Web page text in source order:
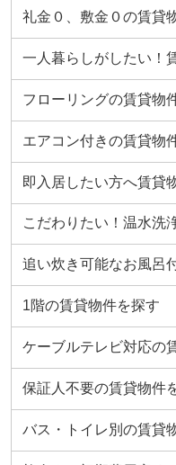
礼金０、敷金０の賃貸
一人暮らしがしたい！
フローリングの賃貸物
エアコン付きの賃貸物
即入居したい方へ賃貸
こだわりたい！温水洗
追い炊き可能なお風呂
1階の賃貸物件を探す
ケーブルテレビ対応の
保証人不要の賃貸物件
バス・トイレ別の賃貸